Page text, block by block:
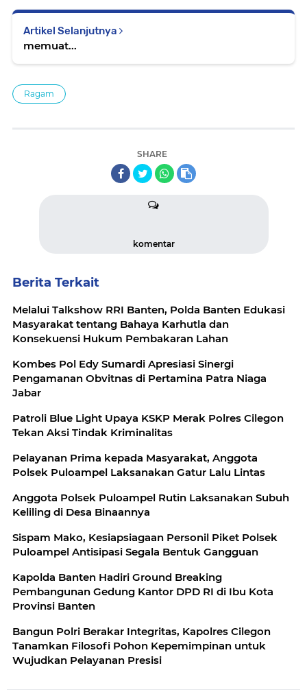
Artikel Selanjutnya
memuat...
Ragam
SHARE
komentar
Berita Terkait
Melalui Talkshow RRI Banten, Polda Banten Edukasi
Masyarakat tentang Bahaya Karhutla dan
Konsekuensi Hukum Pembakaran Lahan
Kombes Pol Edy Sumardi Apresiasi Sinergi
Pengamanan Obvitnas di Pertamina Patra Niaga
Jabar
Patroli Blue Light Upaya KSKP Merak Polres Cilegon
Tekan Aksi Tindak Kriminalitas
Pelayanan Prima kepada Masyarakat, Anggota
Polsek Puloampel Laksanakan Gatur Lalu Lintas
Anggota Polsek Puloampel Rutin Laksanakan Subuh
Keliling di Desa Binaannya
Sispam Mako, Kesiapsiagaan Personil Piket Polsek
Puloampel Antisipasi Segala Bentuk Gangguan
Kapolda Banten Hadiri Ground Breaking
Pembangunan Gedung Kantor DPD RI di Ibu Kota
Provinsi Banten
Bangun Polri Berakar Integritas, Kapolres Cilegon
Tanamkan Filosofi Pohon Kepemimpinan untuk
Wujudkan Pelayanan Presisi